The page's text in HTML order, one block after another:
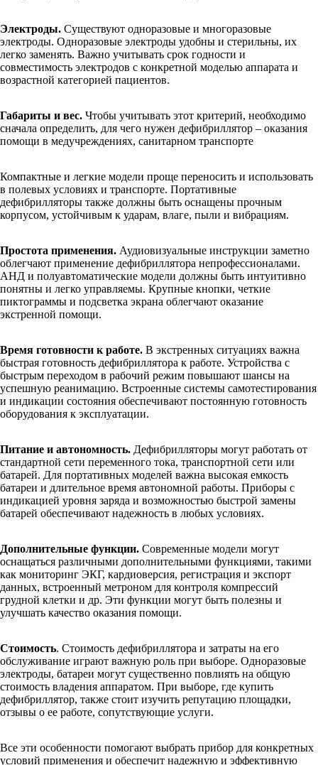
Электроды. Существуют одноразовые и многоразовые
электроды. Одноразовые электроды удобны и стерильны, их
легко заменять. Важно учитывать срок годности и
совместимость электродов с конкретной моделью аппарата и
возрастной категорией пациентов.
Габариты и вес. Чтобы учитывать этот критерий, необходимо
сначала определить, для чего нужен дефибриллятор – оказания
помощи в медучреждениях, санитарном транспорте
Компактные и легкие модели проще переносить и использовать
в полевых условиях и транспорте. Портативные
дефибрилляторы также должны быть оснащены прочным
корпусом, устойчивым к ударам, влаге, пыли и вибрациям.
Простота применения. Аудиовизуальные инструкции заметно
облегчают применение дефибриллятора непрофессионалами.
АНД и полуавтоматические модели должны быть интуитивно
понятны и легко управляемы. Крупные кнопки, четкие
пиктограммы и подсветка экрана облегчают оказание
экстренной помощи.
Время готовности к работе. В экстренных ситуациях важна
быстрая готовность дефибриллятора к работе. Устройства с
быстрым переходом в рабочий режим повышают шансы на
успешную реанимацию. Встроенные системы самотестирования
и индикации состояния обеспечивают постоянную готовность
оборудования к эксплуатации.
Питание и автономность. Дефибрилляторы могут работать от
стандартной сети переменного тока, транспортной сети или
батарей. Для портативных моделей важна высокая емкость
батареи и длительное время автономной работы. Приборы с
индикацией уровня заряда и возможностью быстрой замены
батарей обеспечивают надежность в любых условиях.
Дополнительные функции. Современные модели могут
оснащаться различными дополнительными функциями, такими
как мониторинг ЭКГ, кардиоверсия, регистрация и экспорт
данных, встроенный метроном для контроля компрессий
грудной клетки и др. Эти функции могут быть полезны и
улучшать качество оказания помощи.
Стоимость. Стоимость дефибриллятора и затраты на его
обслуживание играют важную роль при выборе. Одноразовые
электроды, батареи могут существенно повлиять на общую
стоимость владения аппаратом. При выборе, где купить
дефибриллятор, также стоит изучить репутацию площадки,
отзывы о ее работе, сопутствующие услуги.
Все эти особенности помогают выбрать прибор для конкретных
условий применения и обеспечит надежную и эффективную